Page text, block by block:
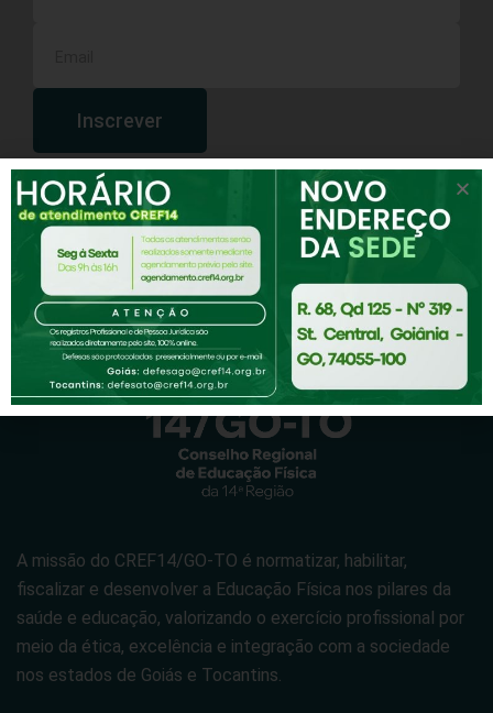
Inscrever
A missão do CREF14/GO-TO é normatizar, habilitar,
fiscalizar e desenvolver a Educação Física nos pilares da
saúde e educação, valorizando o exercício profissional por
meio da ética, excelência e integração com a sociedade
nos estados de Goiás e Tocantins.